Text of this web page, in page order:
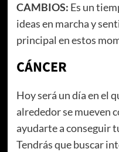
CAMBIOS: Es un
ideas en marcha y
principal en estos
CÁNCER
Hoy será un día en el
alrededor se mueven
ayudarte a conseguir
Tendrás que buscar